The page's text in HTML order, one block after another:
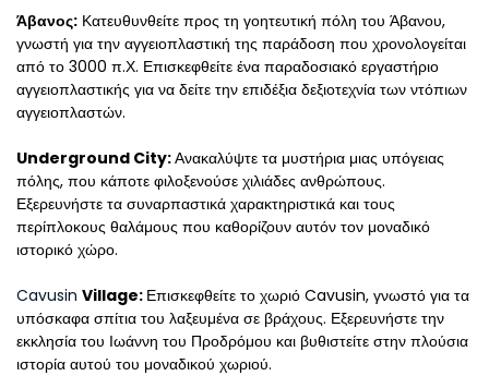
Άβανος: Κατευθυνθείτε προς τη γοητευτική πόλη του Άβανου,
γνωστή για την αγγειοπλαστική της παράδοση που χρονολογείται
από το 3000 π.Χ. Επισκεφθείτε ένα παραδοσιακό εργαστήριο
αγγειοπλαστικής για να δείτε την επιδέξια δεξιοτεχνία των ντόπιων
αγγειοπλαστών.
Underground City: Ανακαλύψτε τα μυστήρια μιας υπόγειας
πόλης, που κάποτε φιλοξενούσε χιλιάδες ανθρώπους.
Εξερευνήστε τα συναρπαστικά χαρακτηριστικά και τους
περίπλοκους θαλάμους που καθορίζουν αυτόν τον μοναδικό
ιστορικό χώρο.
Cavusin Village: Επισκεφθείτε το χωριό Cavusin, γνωστό για τα
υπόσκαφα σπίτια του λαξευμένα σε βράχους. Εξερευνήστε την
εκκλησία του Ιωάννη του Προδρόμου και βυθιστείτε στην πλούσια
ιστορία αυτού του μοναδικού χωριού.